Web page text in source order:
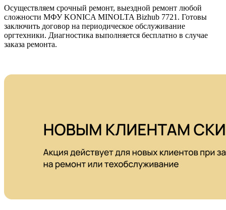
Осуществляем срочный ремонт, выездной ремонт любой
сложности МФУ KONICA MINOLTA Bizhub 7721. Готовы
заключить договор на периодическое обслуживание
оргтехники. Диагностика выполняется бесплатно в случае
заказа ремонта.